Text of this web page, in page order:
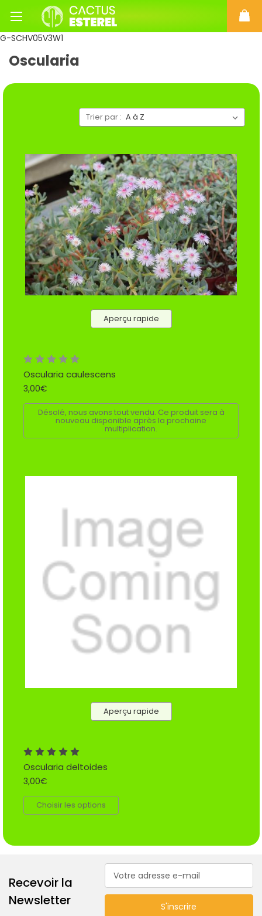
G-SCHV05V3W1
Oscularia
Trier par :
Aperçu rapide
Oscularia caulescens
3,00€
Désolé, nous avons tout vendu. Ce produit sera à
nouveau disponible après la prochaine
multiplication.
Aperçu rapide
Oscularia deltoides
3,00€
Choisir les options
Recevoir la
Newsletter
mail